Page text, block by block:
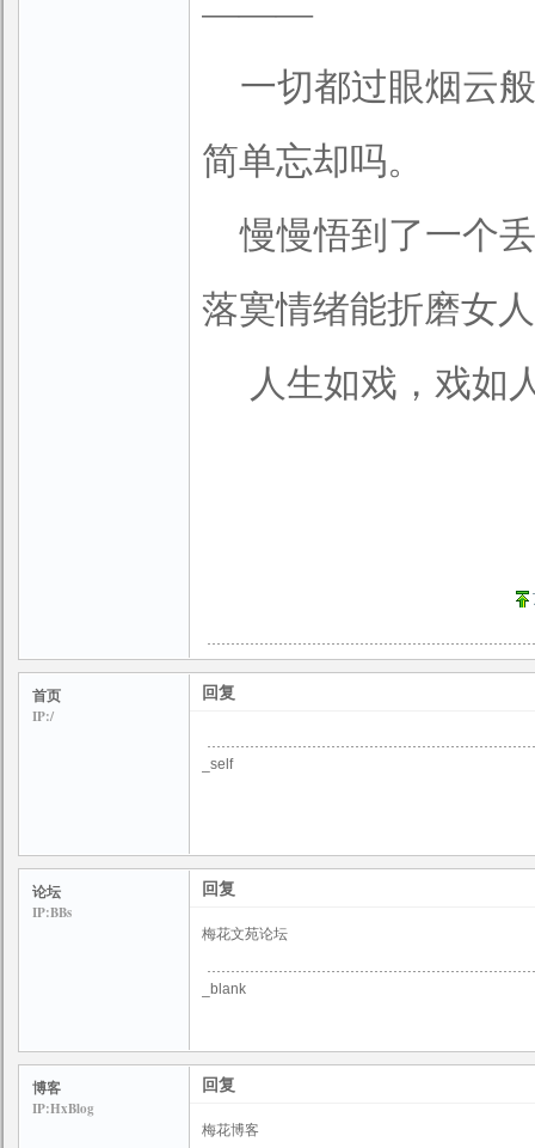
―――
一切都过眼烟云
简单忘却吗。
慢慢悟到了一个
落寞情绪能折磨女
人生如戏，戏如
首页
IP:/
回复
_self
论坛
IP:BBs
回复
梅花文苑论坛
_blank
博客
IP:HxBlog
回复
梅花博客